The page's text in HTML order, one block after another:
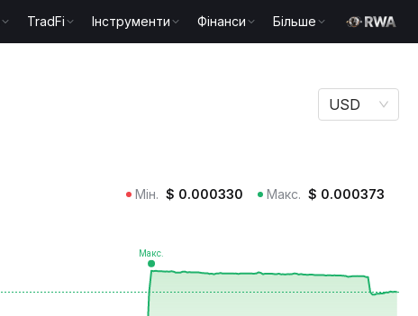
TradFi Інструменти Фінанси Більше
USD
Мін. $ 0.000330 Макс. $ 0.000373